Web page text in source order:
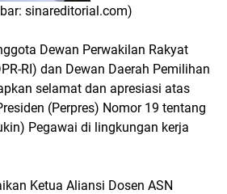
sinareditorial.com)
Dewan Perwakilan Rakyat
RI) dan Dewan Daerah Pemilihan
selamat dan apresiasi atas
(Perpres) Nomor 19 tentang
Pegawai di lingkungan kerja
Ketua Aliansi Dosen ASN